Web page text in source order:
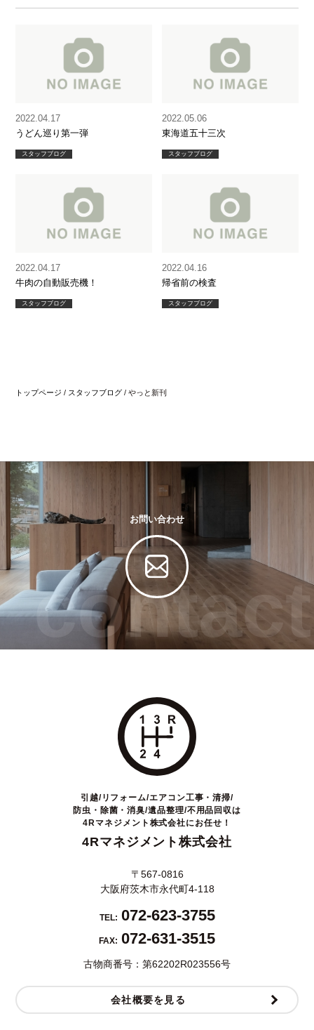
うどん巡り第一弾
2022.04.17
スタッフブログ
東海道五十三次
2022.05.06
スタッフブログ
牛肉の自動販売機！
2022.04.17
スタッフブログ
帰省前の検査
2022.04.16
スタッフブログ
トップページ / スタッフブログ /やっと新刊
お問い合わせ
contact
引越/リフォーム/エアコン工事・清掃/
防虫・除菌・消臭/遺品整理/不用品回収は
4Rマネジメント株式会社にお任せ！
4Rマネジメント株式会社
〒567-0816
大阪府茨木市永代町4-118
TEL: 072-623-3755
FAX: 072-631-3515
古物商番号：第62202R023556号
会社概要を見る